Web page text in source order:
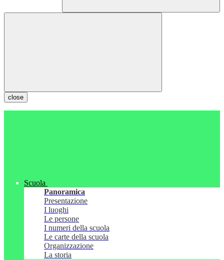
close
Scuola
Panoramica
Presentazione
I luoghi
Le persone
I numeri della scuola
Le carte della scuola
Organizzazione
La storia